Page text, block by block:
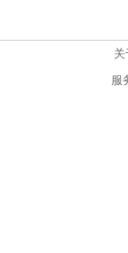
服